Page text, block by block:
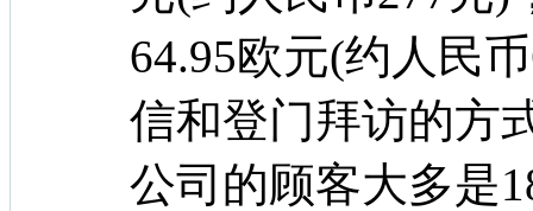
64.95欧元(约人民
信和登门拜访的方
公司的顾客大多是